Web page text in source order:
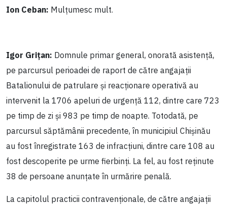
Ion Ceban: Mulțumesc mult.
Igor Grițan: Domnule primar general, onorată asistență,
pe parcursul perioadei de raport de către angajații
Batalionului de patrulare și reacționare operativă au
intervenit la 1706 apeluri de urgență 112, dintre care 723
pe timp de zi și 983 pe timp de noapte. Totodată, pe
parcursul săptămânii precedente, în municipiul Chișinău
au fost înregistrate 163 de infracțiuni, dintre care 108 au
fost descoperite pe urme fierbinți. La fel, au fost reținute
38 de persoane anunțate în urmărire penală.
La capitolul practicii contravenționale, de către angajații